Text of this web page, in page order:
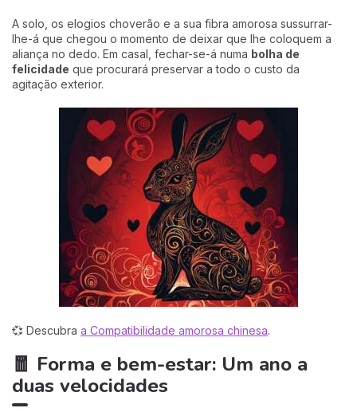
A solo, os elogios choverão e a sua fibra amorosa sussurrar-
lhe-á que chegou o momento de deixar que lhe coloquem a
aliança no dedo. Em casal, fechar-se-á numa bolha de
felicidade que procurará preservar a todo o custo da
agitação exterior.
💞 Descubra a Compatibilidade amorosa chinesa.
🧧 Forma e bem-estar: Um ano a
duas velocidades